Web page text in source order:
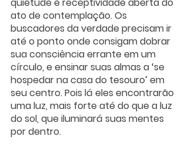
ato de contemplação. Os
buscadores da verdade precisam ir
até o ponto onde consigam dobrar
sua consciência errante em um
círculo, e ensinar suas almas a ‘se
hospedar na casa do tesouro’ em
seu centro. Pois lá eles encontrarão
uma luz, mais forte até do que a luz
do sol, que iluminará suas mentes
por dentro.